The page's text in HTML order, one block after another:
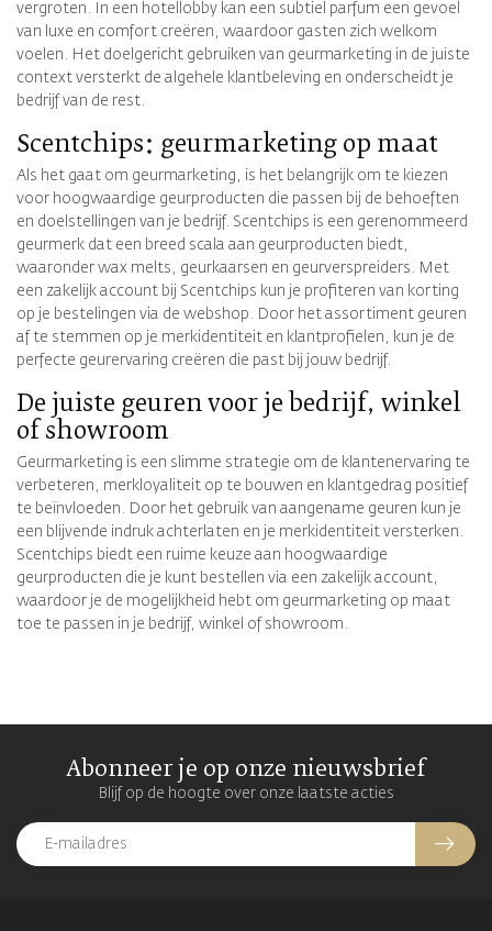
vergroten. In een hotellobby kan een subtiel parfum een gevoel
van luxe en comfort creëren, waardoor gasten zich welkom
voelen. Het doelgericht gebruiken van geurmarketing in de juiste
context versterkt de algehele klantbeleving en onderscheidt je
bedrijf van de rest.
Scentchips: geurmarketing op maat
Als het gaat om geurmarketing, is het belangrijk om te kiezen
voor hoogwaardige geurproducten die passen bij de behoeften
en doelstellingen van je bedrijf. Scentchips is een gerenommeerd
geurmerk dat een breed scala aan geurproducten biedt,
waaronder wax melts, geurkaarsen en geurverspreiders. Met
een zakelijk account bij Scentchips kun je profiteren van korting
op je bestelingen via de webshop. Door het assortiment geuren
af te stemmen op je merkidentiteit en klantprofielen, kun je de
perfecte geurervaring creëren die past bij jouw bedrijf.
De juiste geuren voor je bedrijf, winkel
of showroom
Geurmarketing is een slimme strategie om de klantenervaring te
verbeteren, merkloyaliteit op te bouwen en klantgedrag positief
te beïnvloeden. Door het gebruik van aangename geuren kun je
een blijvende indruk achterlaten en je merkidentiteit versterken.
Scentchips biedt een ruime keuze aan hoogwaardige
geurproducten die je kunt bestellen via een zakelijk account,
waardoor je de mogelijkheid hebt om geurmarketing op maat
toe te passen in je bedrijf, winkel of showroom.
Abonneer je op onze nieuwsbrief
Blijf op de hoogte over onze laatste acties